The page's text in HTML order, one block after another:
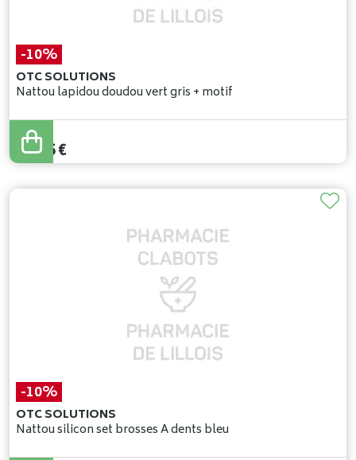
-10%
OTC SOLUTIONS
Nattou lapidou doudou vert gris + motif
22,95
20,65€
-10%
OTC SOLUTIONS
Nattou silicon set brosses À dents bleu